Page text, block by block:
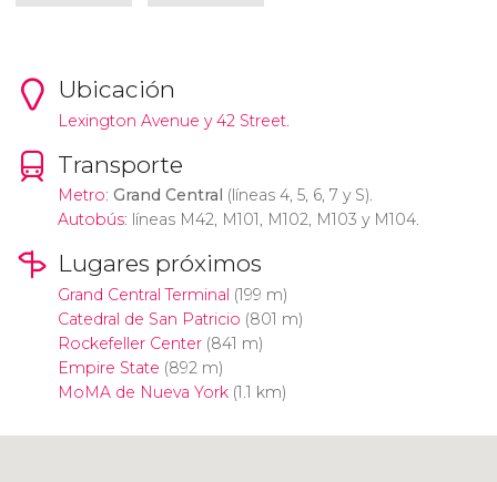
Ubicación
Lexington Avenue y 42 Street.
Transporte
Metro: Grand Central (líneas 4, 5, 6, 7 y S).
Autobús: líneas M42, M101, M102, M103 y M104.
Lugares próximos
Grand Central Terminal (199 m)
Catedral de San Patricio (801 m)
Rockefeller Center(841 m)
Empire State (892 m)
MoMA de Nueva York(1.1 km)